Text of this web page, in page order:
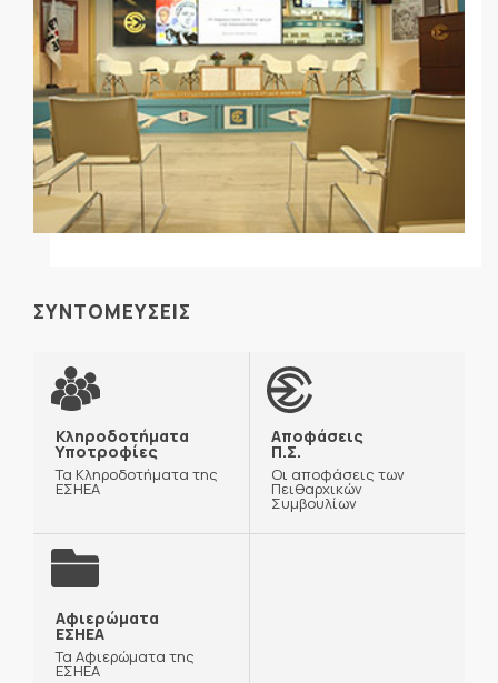
ΣΥΝΤΟΜΕΥΣΕΙΣ
Κληροδοτήματα
Υποτροφίες
Τα Κληροδοτήματα της
ΕΣΗΕΑ
Αποφάσεις
Π.Σ.
Οι αποφάσεις των
Πειθαρχικών
Συμβουλίων
Αφιερώματα
ΕΣΗΕΑ
Τα Αφιερώματα της
ΕΣΗΕΑ